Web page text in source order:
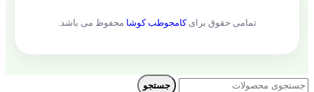
تمامی حقوق برایکامجوطب کوشا محفوظ می باشد.
جستجو